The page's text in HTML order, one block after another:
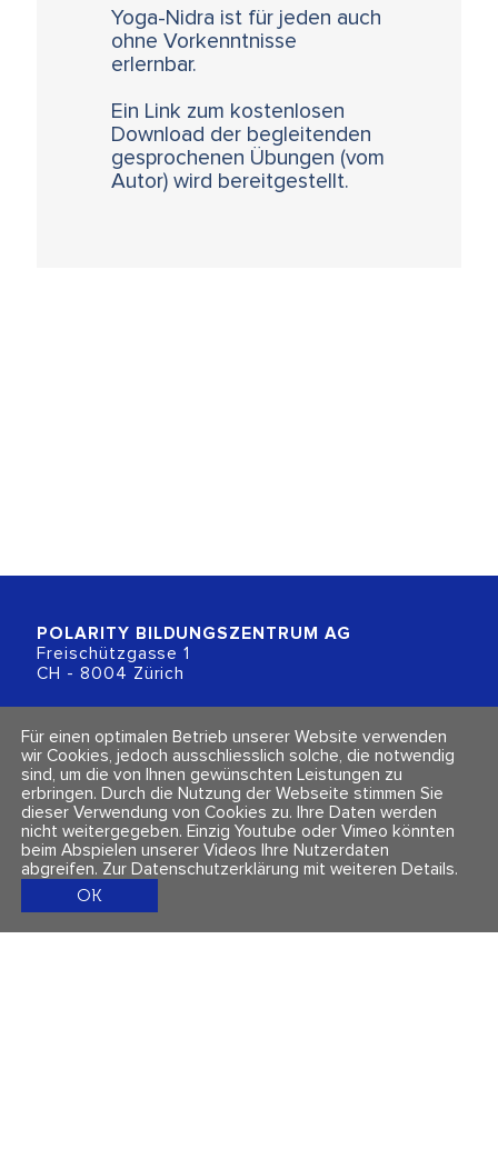
Yoga-Nidra ist für jeden auch
ohne Vorkenntnisse
erlernbar.
Ein Link zum kostenlosen
Download der begleitenden
gesprochenen Übungen (vom
Autor) wird bereitgestellt.
POLARITY BILDUNGSZENTRUM AG
Freischützgasse 1
CH - 8004 Zürich
+41 (0)44 218 80 80
info@polarity.ch
Kontakt & Info
Newsletter
Impressum & Datenschutz
AGBs
Folge uns
Für einen optimalen Betrieb unserer Website verwenden
wir Cookies, jedoch ausschliesslich solche, die notwendig
sind, um die von Ihnen gewünschten Leistungen zu
erbringen. Durch die Nutzung der Webseite stimmen Sie
dieser Verwendung von Cookies zu. Ihre Daten werden
nicht weitergegeben. Einzig Youtube oder Vimeo könnten
beim Abspielen unserer Videos Ihre Nutzerdaten
abgreifen. Zur Datenschutzerklärung mit weiteren Details.
OK